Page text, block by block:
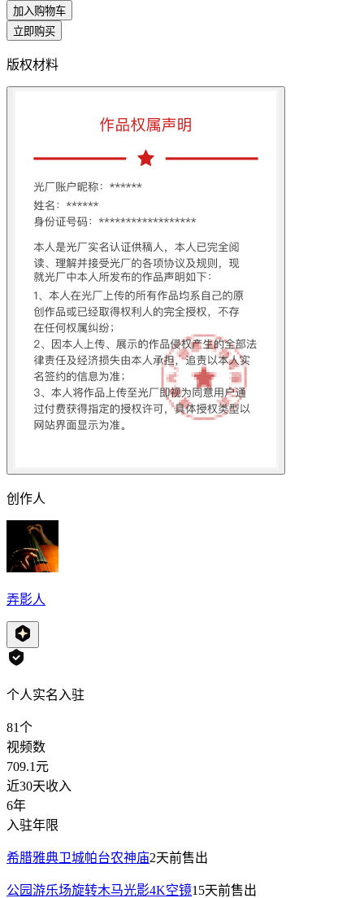
加入购物车
立即购买
版权材料
创作人
弄影人
个人实名入驻
81个
视频数
709.1 元
近30天收入
6年
入驻年限
希腊雅典卫城帕台农神庙2天前售出
公园游乐场旋转木马光影4K空镜15天前售出